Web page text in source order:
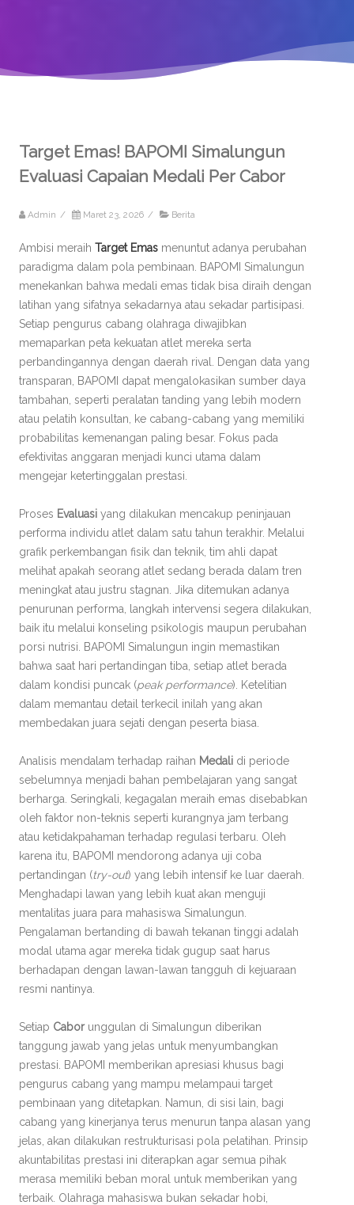
Target Emas! BAPOMI Simalungun
Evaluasi Capaian Medali Per Cabor
Admin / Maret 23, 2026 / Berita
Ambisi meraih Target Emas menuntut adanya perubahan
paradigma dalam pola pembinaan. BAPOMI Simalungun
menekankan bahwa medali emas tidak bisa diraih dengan
latihan yang sifatnya sekadarnya atau sekadar partisipasi.
Setiap pengurus cabang olahraga diwajibkan
memaparkan peta kekuatan atlet mereka serta
perbandingannya dengan daerah rival. Dengan data yang
transparan, BAPOMI dapat mengalokasikan sumber daya
tambahan, seperti peralatan tanding yang lebih modern
atau pelatih konsultan, ke cabang-cabang yang memiliki
probabilitas kemenangan paling besar. Fokus pada
efektivitas anggaran menjadi kunci utama dalam
mengejar ketertinggalan prestasi.
Proses Evaluasi yang dilakukan mencakup peninjauan
performa individu atlet dalam satu tahun terakhir. Melalui
grafik perkembangan fisik dan teknik, tim ahli dapat
melihat apakah seorang atlet sedang berada dalam tren
meningkat atau justru stagnan. Jika ditemukan adanya
penurunan performa, langkah intervensi segera dilakukan,
baik itu melalui konseling psikologis maupun perubahan
porsi nutrisi. BAPOMI Simalungun ingin memastikan
bahwa saat hari pertandingan tiba, setiap atlet berada
dalam kondisi puncak (peak performance). Ketelitian
dalam memantau detail terkecil inilah yang akan
membedakan juara sejati dengan peserta biasa.
Analisis mendalam terhadap raihan Medali di periode
sebelumnya menjadi bahan pembelajaran yang sangat
berharga. Seringkali, kegagalan meraih emas disebabkan
oleh faktor non-teknis seperti kurangnya jam terbang
atau ketidakpahaman terhadap regulasi terbaru. Oleh
karena itu, BAPOMI mendorong adanya uji coba
pertandingan (try-out) yang lebih intensif ke luar daerah.
Menghadapi lawan yang lebih kuat akan menguji
mentalitas juara para mahasiswa Simalungun.
Pengalaman bertanding di bawah tekanan tinggi adalah
modal utama agar mereka tidak gugup saat harus
berhadapan dengan lawan-lawan tangguh di kejuaraan
resmi nantinya.
Setiap Caborunggulan di Simalungun diberikan
tanggung jawab yang jelas untuk menyumbangkan
prestasi. BAPOMI memberikan apresiasi khusus bagi
pengurus cabang yang mampu melampaui target
pembinaan yang ditetapkan. Namun, di sisi lain, bagi
cabang yang kinerjanya terus menurun tanpa alasan yang
jelas, akan dilakukan restrukturisasi pola pelatihan. Prinsip
akuntabilitas prestasi ini diterapkan agar semua pihak
merasa memiliki beban moral untuk memberikan yang
terbaik. Olahraga mahasiswa bukan sekadar hobi,